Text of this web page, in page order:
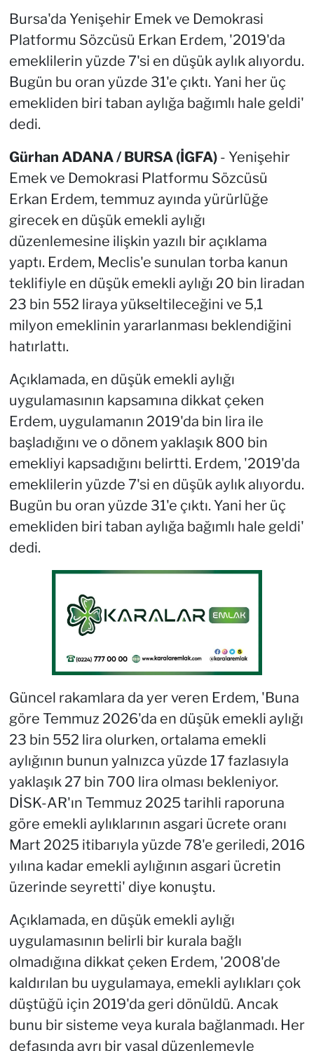
Bursa'da Yenişehir Emek ve Demokrasi
Platformu Sözcüsü Erkan Erdem, '2019'da
emeklilerin yüzde 7'si en düşük aylık alıyordu.
Bugün bu oran yüzde 31'e çıktı. Yani her üç
emekliden biri taban aylığa bağımlı hale geldi'
dedi.
Gürhan ADANA / BURSA (İGFA) - Yenişehir
Emek ve Demokrasi Platformu Sözcüsü
Erkan Erdem, temmuz ayında yürürlüğe
girecek en düşük emekli aylığı
düzenlemesine ilişkin yazılı bir açıklama
yaptı. Erdem, Meclis'e sunulan torba kanun
teklifiyle en düşük emekli aylığı 20 bin liradan
23 bin 552 liraya yükseltileceğini ve 5,1
milyon emeklinin yararlanması beklendiğini
hatırlattı.
Açıklamada, en düşük emekli aylığı
uygulamasının kapsamına dikkat çeken
Erdem, uygulamanın 2019'da bin lira ile
başladığını ve o dönem yaklaşık 800 bin
emekliyi kapsadığını belirtti. Erdem, '2019'da
emeklilerin yüzde 7'si en düşük aylık alıyordu.
Bugün bu oran yüzde 31'e çıktı. Yani her üç
emekliden biri taban aylığa bağımlı hale geldi'
dedi.
Güncel rakamlara da yer veren Erdem, 'Buna
göre Temmuz 2026'da en düşük emekli aylığı
23 bin 552 lira olurken, ortalama emekli
aylığının bunun yalnızca yüzde 17 fazlasıyla
yaklaşık 27 bin 700 lira olması bekleniyor.
DİSK-AR'ın Temmuz 2025 tarihli raporuna
göre emekli aylıklarının asgari ücrete oranı
Mart 2025 itibarıyla yüzde 78'e geriledi, 2016
yılına kadar emekli aylığının asgari ücretin
üzerinde seyretti' diye konuştu.
Açıklamada, en düşük emekli aylığı
uygulamasının belirli bir kurala bağlı
olmadığına dikkat çeken Erdem, '2008'de
kaldırılan bu uygulamaya, emekli aylıkları çok
düştüğü için 2019'da geri dönüldü. Ancak
bunu bir sisteme veya kurala bağlanmadı. Her
defasında ayrı bir yasal düzenlemeyle